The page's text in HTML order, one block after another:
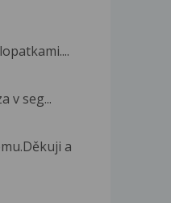
v seg...
a